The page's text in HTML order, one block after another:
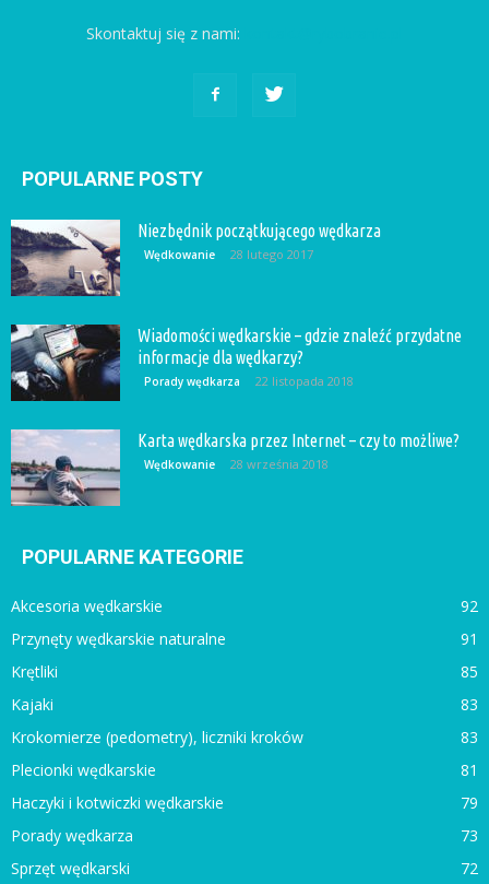
Skontaktuj się z nami:
POPULARNE POSTY
Niezbędnik początkującego wędkarza
Wędkowanie 28 lutego 2017
Wiadomości wędkarskie – gdzie znaleźć przydatne
informacje dla wędkarzy?
Porady wędkarza 22 listopada 2018
Karta wędkarska przez Internet – czy to możliwe?
Wędkowanie 28 września 2018
POPULARNE KATEGORIE
Akcesoria wędkarskie
92
Przynęty wędkarskie naturalne
91
Krętliki
85
Kajaki
83
Krokomierze (pedometry), liczniki kroków
83
Plecionki wędkarskie
81
Haczyki i kotwiczki wędkarskie
79
Porady wędkarza
73
Sprzęt wędkarski
72